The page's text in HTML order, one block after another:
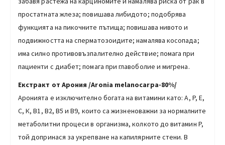
простатната жлеза; повишава либидото; подобрява
функцията на пикочните пътища; повишава нивото и
подвижността на сперматозоидите; намалява косопада;
има силно противовъзпалително действие; помага при
пациенти с диабет; помага при главоболие и мигрена.
Екстракт от Арония /Aronia melanocarpa-80%/
Аронията е изключително богата на витамини като: A, P, E,
С, К, В1, В2, В5 и В9, които са жизненоважни за нормалните
метаболитни процеси в организма, колкото до витамин P,
той допринася за укрепване на капилярните стени. В